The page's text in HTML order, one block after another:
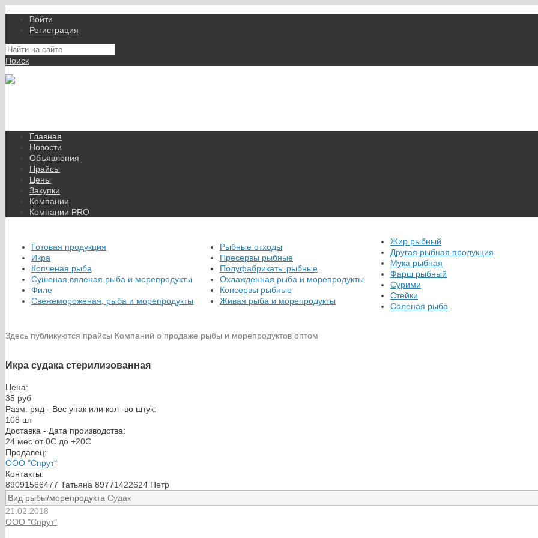
Войти
Регистрация
Поиск
Главная
Новости
Объявления
Прайсы
Цены
Закупки
Компании
Компании PRO
Готовая продукция
Икра
Копченая рыба
Сушеная,вяленая рыба и морепродукты
Филе
Свежемороженая, рыба и морепродукты
Рыбные отходы
Пресервы рыбные
Полуфабрикаты рыбные
Охлажденная рыба и морепродукты
Консервы рыбные
Живая рыба и морепродукты
Жир рыбный
Другая рыбная продукция
Мука рыбная
Фарш рыбный
Сурими
Стейки
Соленая рыба
Здесь публикуются прайсы Компаний о продаже рыбы и морепродуктов оптом
Икра судака стерилизованная
Цена:
35 руб
Разм. ряд - Вес упак или кол -во штук:
108 шт
Доставка - Дата производства:
24 мес от 0С до +20С
Продавец:
ООО "Спрут"
Контакты:
89091566477 Татьяна 89771422624 Петр
Вид рыбы/морепродукта Судак
21.02.2018
ООО "Спрут"